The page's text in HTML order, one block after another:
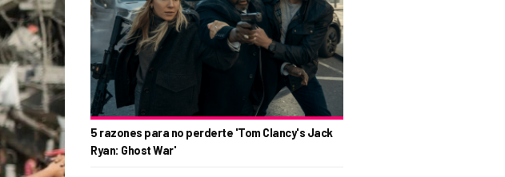
5 razones para no perderte 'Tom Clancy's Jack
Ryan: Ghost War'